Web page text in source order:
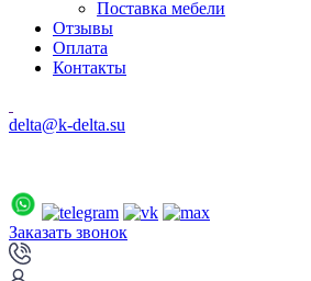
Поставка мебели
Отзывы
Оплата
Контакты
delta@k-delta.su
Заказать звонок